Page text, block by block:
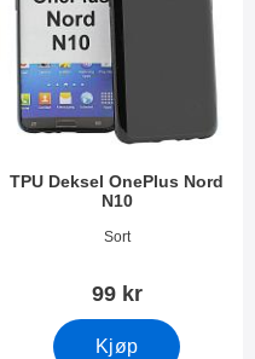
TPU Deksel OnePlus Nord
N10
Varenummer 38707
Sort
99 kr
Kjøp